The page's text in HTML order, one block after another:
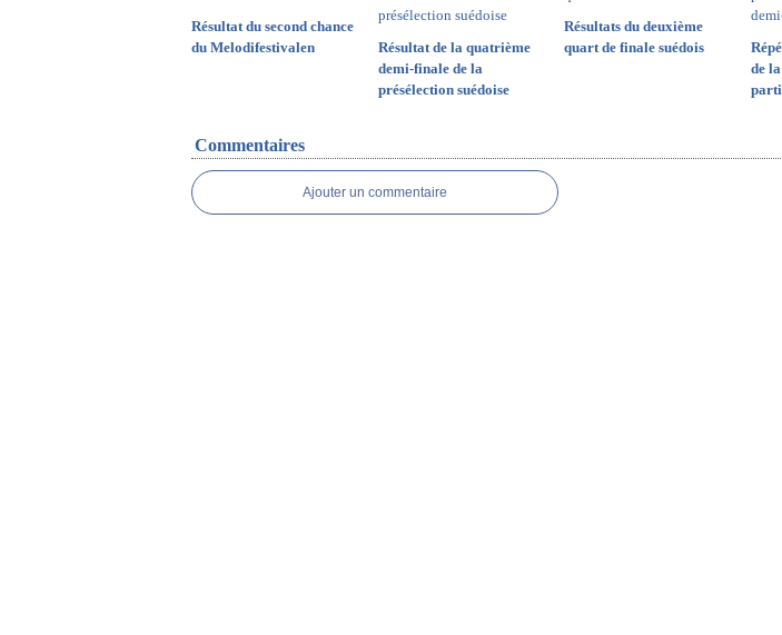
Résultat du second chance
du Melodifestivalen
Résultat de la quatrième
demi-finale de la
présélection suédoise
Résultats du deuxième
quart de finale suédois
de
Commentaires
Ajouter un commentaire